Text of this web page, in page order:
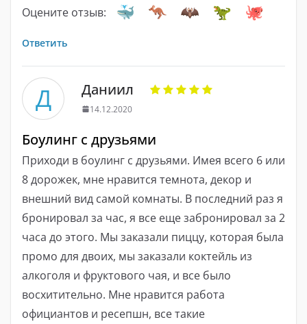
Оцените отзыв:
Ответить
Д Даниил
14.12.2020
Боулинг с друзьями
Приходи в боулинг с друзьями. Имея всего 6 или
8 дорожек, мне нравится темнота, декор и
внешний вид самой комнаты. В последний раз я
бронировал за час, я все еще забронировал за 2
часа до этого. Мы заказали пиццу, которая была
промо для двоих, мы заказали коктейль из
алкоголя и фруктового чая, и все было
восхитительно. Мне нравится работа
официантов и ресепшн, все такие